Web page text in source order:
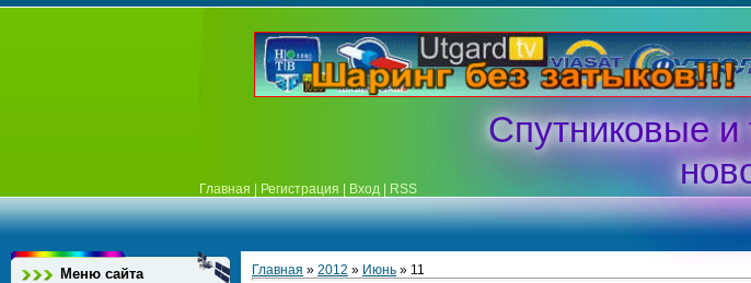
Спутниковые и
Главная Регистрация Вход RSS
Меню сайта
Главная » 2012 » Июнь » 11